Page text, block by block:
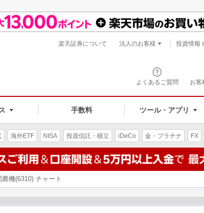
よくあるご質問 お客
手数料 ツール・アプリ
楽天証券について 法人のお客様 投資情報
海外ETF NISA 投資信託・積立 iDeCo 金・プラチナ FX
機(6310) チャート